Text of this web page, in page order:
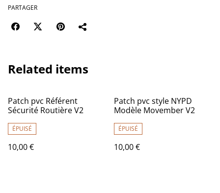
PARTAGER
Related items
Patch pvc Référent
Sécurité Routière V2
ÉPUISÉ
10,00 €
Patch pvc style NYPD
Modèle Movember V2
ÉPUISÉ
10,00 €